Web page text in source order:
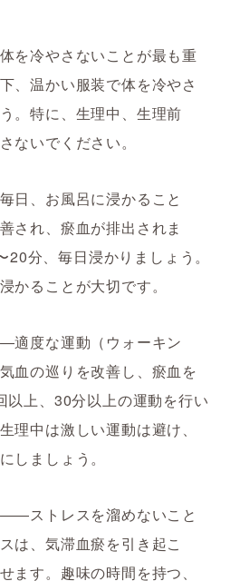
冷やさないことが最も重
、温かい服装で体を冷やさ
。特に、生理中、生理前
ないでください。
、お風呂に浸かること
され、瘀血が排出されま
分、毎日浸かりましょう。
かることが大切です。
度な運動（ウォーキン
血の巡りを改善し、瘀血を
以上、30分以上の運動を行い
理中は激しい運動は避け、
しましょう。
ストレスを溜めないこと
は、気滞血瘀を引き起こ
ます。趣味の時間を持つ、